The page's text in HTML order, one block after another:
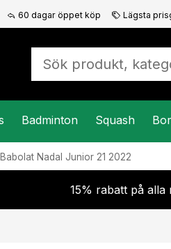
60 dagar öppet köp Lägsta
Badminton Squash
Babolat Nadal Junior 21 2022
15% rabatt på